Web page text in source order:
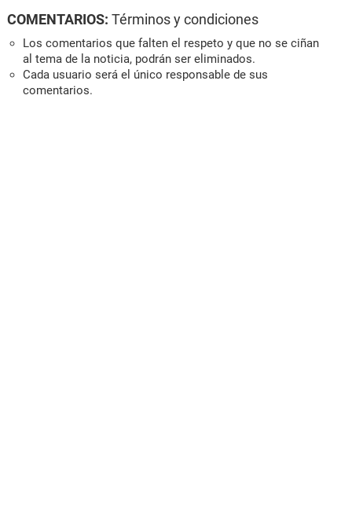
COMENTARIOS: Términos y condiciones
Los comentarios que falten el respeto y que no se ciñan
al tema de la noticia, podrán ser eliminados.
Cada usuario será el único responsable de sus
comentarios.